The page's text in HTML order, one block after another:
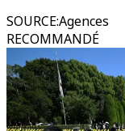
SOURCE:Agences
RECOMMANDÉ